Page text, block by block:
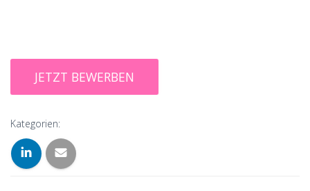
Kategorien: